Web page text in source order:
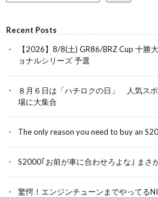
Recent Posts
【2026】8/8(土) GR86/BRZ Cup 十勝
ョナルシリーズ 予選
８月６日は「ハチロクの日」 人気ス
場に大集合
The only reason you need to buy an
S2000｢お前が車に合わせろよな｣ まさ
驚愕！エンジンチューンまでやってる